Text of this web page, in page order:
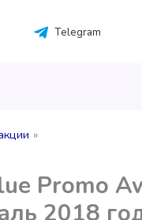
Telegram
Promo
2018